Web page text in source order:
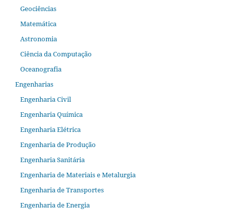
Geociências
Matemática
Astronomia
Ciência da Computação
Oceanografia
Engenharias
Engenharia Civil
Engenharia Química
Engenharia Elétrica
Engenharia de Produção
Engenharia Sanitária
Engenharia de Materiais e Metalurgia
Engenharia de Transportes
Engenharia de Energia